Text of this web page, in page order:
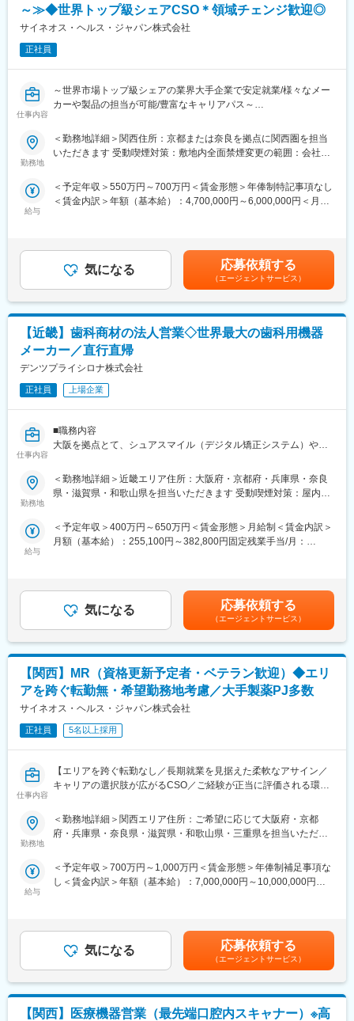
また、同社マネージャーのほとんどは、MRからキャリアをチェン
ジしているメンバーです。担当マネージャーが定期的に面談を行
者は獣医師（院長）が中心です。
・動物用検査機器（血液・尿・便など）や検査キット、消耗品、
受託検査サービスの提案。訪問件数は5～7件程度/日。
■働き方
・基本は残業無・土日祝休み・転居を伴う異動無
・手術立ち会いや緊急呼び出し無
・入社後約1ヶ月は座学と営業同行で基礎を習得し、4～6ヶ月を
目安に独り立ちを目指します。
■ポジション魅力
・世界大手ブランドの製品力を活かした提案営業。
・高年収を目指せるインセンティブ制度（四半期の達成率に応じ
て支給。注力製品の販売台数に応じた加算もあり、100%達成で年
換算200万超え。半数以上が目標を達成しています。）
■キャリアパス
・営業マネージャー、シニアスペシャリストとして営業特化型キ
選択可能。
変更の範囲：会社の定める業務
～≫◆世界トップ級シェアCSO＊領域チェンジ歓迎◎
サイネオス・ヘルス・ジャパン株式会社
正社員
仕事内容
～世界市場トップ級シェアの業界大手企業で安定就業/様々なメー
カーや製品の担当が可能/豊富なキャリアパス～
■職務詳細：
・担当する医療機器に関して、医師等への情報提供や購入の提案
面接ではこれまでのご経験や希望を伺い、希望条件に合致するプ
ロジェクトを提示します。この際、希望しない製品や領域があれ
（1）転居を伴う転勤が不要
一般的に医療系の営業職は全国転勤が発生しますが、同社では基
本的に希望勤務地から転居がない範囲でアサイン先を決定しま
す。
（2）充実したサポート体制
配属後は担当マネージャーが丁寧に支援します。日々の仕事の悩
みや、キャリア形成の相談等、伴走者として活躍をサポートしま
す。また知識・スキルレベルを上げるために様々な研修をご用意
しています。
（3）明確な評価制度
手当もアップします。つまり、やりがいや努力がきちんと報われ
る報酬制度になっています。
入社後は希望や経験に応じたプロジェクトに配属します。そのプ
ロジェクトが気に入り、メーカーからオファーを受けた場合、メ
もできます。また、定期的な面談を通じて、その時々に応じたプ
ロジェクトを提示するなどフレキシブルにキャリアが形成できま
■同社について：
同社は、医療機器・製薬メーカーの営業領域を支援するCSOと呼
ばれる業種です。「新製品が発売されたため営業を増員したい」
「このエリアで営業活動を拡大したい」といったようなメーカー
からのオーダーに対し自社の社員を派遣しています。医療機器は
製品によって営業スタイルが異なりますが、同社では転職せずに
様々な医療機器を経験し、自身に合った営業スタイルを探ること
が可能です。また、同社では全国転勤ではなく地方単位内での転
勤務地
＜勤務地詳細＞関西住所：京都または奈良を拠点に関西圏を担当
いただきます 受動喫煙対策：敷地内全面禁煙変更の範囲：会社の
給与
＜予定年収＞550万円～700万円＜賃金形態＞年俸制特記事項なし
＜賃金内訳＞年額（基本給）：4,700,000円～6,000,000円＜月額
賞与（過去実績年俸の約10%）（全社員対象）・四半期一時金：
10万円※ただし支給条件有。他、永続勤務報奨金（3年勤務5万円
支給、5年勤務10万円…）ございます。賃金はあくまでも目安の
金額であり、選考を通じて上下する可能性があります。月給(月額)
は固定手当を含めた表記です。
気になる 応募依頼する
（エージェントサービス）
【近畿】歯科商材の法人営業◇世界最大の歯科用機器
メーカー／直行直帰
デンツプライシロナ株式会社
正社員 上場企業
仕事内容
■職務内容
大阪を拠点とて、シュアスマイル（デジタル矯正システム）や歯
す。
(エリア：近畿、一部北陸)
・歯科医院、病院歯科に対するシュアスマイル（デジタル矯正シ
ステム）・歯科用インプラントと関連する製品の提案・販売
デモの実施など
・一部の販売代理店(ディーラー)への製品説明会、販促企画の提
案・実行
■歯科用アライナー矯正営業の魅力・醍醐味
歯科業界では世界最大手の規模を誇るデンツプライシロナ社は、
歯科用アライナー矯正ならびデジタル歯科製品の分野で包括的な
ラインアップを提供しています。
20年以上の歴史を持つデジタル矯正ブランドの SureSmileは、日
本におけるさらなるシェア拡大をめざしています。
が主な業務となります。他業界からの出身者も数多く活躍してい
ます。また、働き方に関しても、営業所に縛られず直行直帰での
テリトリーがアサインされますので、各自でテリトリー戦略を立
案して営業活動を行っていただきます。
対して、専門性の高い商材でのコンサルティング型・提案型の営
業をしたいという方には魅力的な仕事です。訪問での活動に加
■歯科用インプラント営業の魅力・醍醐味
歯科業界では世界最大手の規模を誇るデンツプライシロナ社のイ
ンプラント事業部は、歯科用インプラントならびに関連製品の分
野で包括的なラインアップを提供しています。多彩なインプラン
ト製品ラインアップと、豊富なエビデンスに裏付けられたユニー
クなポジショニングで圧倒的な知名力を誇り、日本におけるさら
勤務地
＜勤務地詳細＞近畿エリア住所：大阪府・京都府・兵庫県・奈良
県・滋賀県・和歌山県を担当いただきます 受動喫煙対策：屋内全
給与
＜予定年収＞400万円～650万円＜賃金形態＞月給制＜賃金内訳＞
月額（基本給）：255,100円～382,800円固定残業手当/月：
詳細は経験・能力・スキルに応じ、選考の過程を通じて決定しま
す。※上記の予定年収は20時間の残業時間代相当の手当およびイ
ンセンティブを含む金額です。■給与改定：年1回（4月）賃金は
あくまでも目安の金額であり、選考を通じて上下する可能性があ
ります。月給(月額)は固定手当を含めた表記です。
気になる 応募依頼する
（エージェントサービス）
【関西】MR（資格更新予定者・ベテラン歓迎）◆エリ
アを跨ぐ転勤無・希望勤務地考慮／大手製薬PJ多数
サイネオス・ヘルス・ジャパン株式会社
正社員 5名以上採用
仕事内容
【エリアを跨ぐ転勤なし／長期就業を見据えた柔軟なアサイン／
キャリアの選択肢が広がるCSO／ご経験が正当に評価される環
【はじめに】
～50代まで幅広く活躍しており、長期就業も叶う環境です。
医師、薬剤師に課題解決するための医薬品情報を提供、副作用情
報を収集を行っていただきます。
《具体的には...》
■新薬のプロモーション
■長期収載品の市場拡大
勤務地
＜勤務地詳細＞関西エリア住所：ご希望に応じて大阪府・京都
府・兵庫県・奈良県・滋賀県・和歌山県・三重県を担当いただき
所（リモートワーク含む）
給与
＜予定年収＞700万円～1,000万円＜賃金形態＞年俸制補足事項な
し＜賃金内訳＞年額（基本給）：7,000,000円～10,000,000円＜
年間最大40万円※ただし支給条件有。賃金はあくまでも目安の金
額であり、選考を通じて上下する可能性があります。月給(月額)は
固定手当を含めた表記です。
気になる 応募依頼する
（エージェントサービス）
【関西】医療機器営業（最先端口腔内スキャナー）※高